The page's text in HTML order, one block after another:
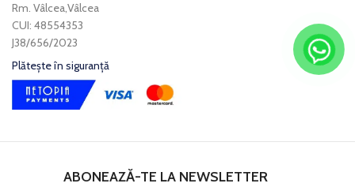
Rm. Vâlcea,Vâlcea
CUI: 48554353
J38/656/2023
Plătește în siguranță
ABONEAZĂ-TE LA NEWSLETTER